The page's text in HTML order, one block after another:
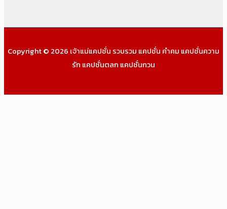
Copyright © 2026 เจ้าแม่แคปชั่น รวบรวม แคปชั่น คำคม แคปชั่นความ
รัก แคปชั่นตลก แคปชั่นกวน